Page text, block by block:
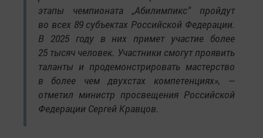
этапы чемпионата „Абилимпикс“ пройдут
во всех 89 субъектах Российской Федерации.
В 2025 году в них примет участие более
25 тысяч человек. Участники смогут проявить
таланты и продемонстрировать мастерство
в более чем двухстах компетенциях», —
отметил министр просвещения Российской
Федерации Сергей Кравцов.